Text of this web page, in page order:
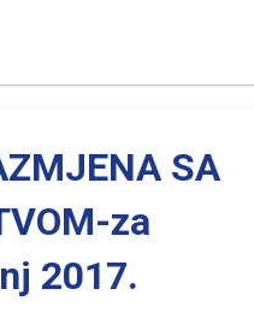
SA
za
2017.